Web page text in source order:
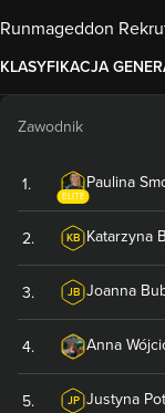
Runmageddon
KLASYFIKACJA
Zawodnik
1.
ELITE
Paulina
2. KB Katarzyna
3. JB Joanna
4. Anna
5. JP Justyna